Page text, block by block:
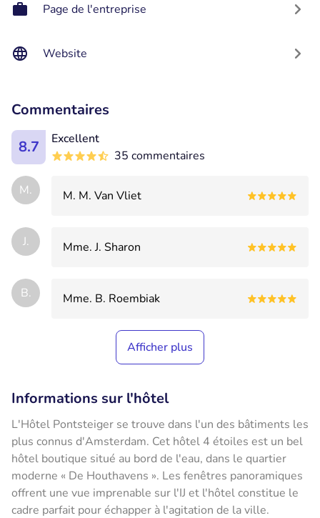
Page de l'entreprise
Website
Commentaires
8.7
Excellent
35 commentaires
M. M. M. Van Vliet
J. Mme. J. Sharon
B. Mme. B. Roembiak
Afficher plus
Informations sur l'hôtel
L'Hôtel Pontsteiger se trouve dans l'un des bâtiments les
plus connus d'Amsterdam. Cet hôtel 4 étoiles est un bel
hôtel boutique situé au bord de l'eau, dans le quartier
moderne « De Houthavens ». Les fenêtres panoramiques
offrent une vue imprenable sur l'IJ et l'hôtel constitue le
cadre parfait pour échapper à l'agitation de la ville.